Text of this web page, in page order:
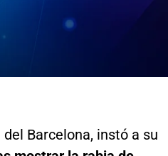
Barcelona, instó a su